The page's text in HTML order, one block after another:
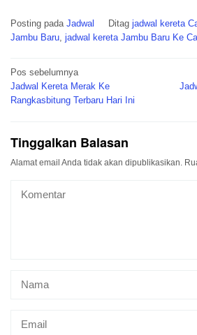
Posting pada Jadwal Ditag jadwal kereta
Jambu Baru jadwal kereta Jambu Baru Ke
Navigasi
pos
Pos sebelumnya
Jadwal Kereta Merak Ke
Rangkasbitung Terbaru Hari Ini
Tinggalkan Balasan
Alamat email Anda tidak akan dipublikasikan.